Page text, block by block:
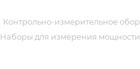
Контрольно-измерительное
Наборы для измерения